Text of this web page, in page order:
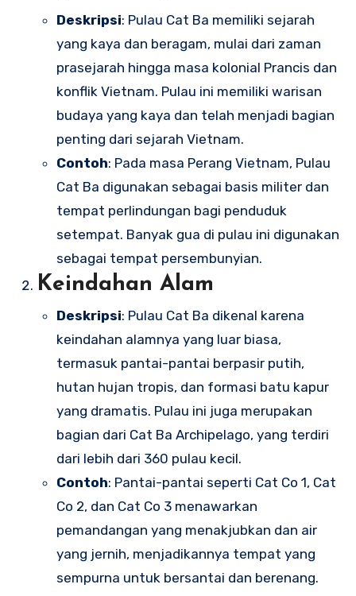
Deskripsi: Pulau Cat Ba memiliki sejarah
yang kaya dan beragam, mulai dari zaman
prasejarah hingga masa kolonial Prancis dan
konflik Vietnam. Pulau ini memiliki warisan
budaya yang kaya dan telah menjadi bagian
penting dari sejarah Vietnam.
Contoh: Pada masa Perang Vietnam, Pulau
Cat Ba digunakan sebagai basis militer dan
tempat perlindungan bagi penduduk
setempat. Banyak gua di pulau ini digunakan
sebagai tempat persembunyian.
Keindahan Alam
Deskripsi: Pulau Cat Ba dikenal karena
keindahan alamnya yang luar biasa,
termasuk pantai-pantai berpasir putih,
hutan hujan tropis, dan formasi batu kapur
yang dramatis. Pulau ini juga merupakan
bagian dari Cat Ba Archipelago, yang terdiri
dari lebih dari 360 pulau kecil.
Contoh: Pantai-pantai seperti Cat Co 1, Cat
Co 2, dan Cat Co 3 menawarkan
pemandangan yang menakjubkan dan air
yang jernih, menjadikannya tempat yang
sempurna untuk bersantai dan berenang.